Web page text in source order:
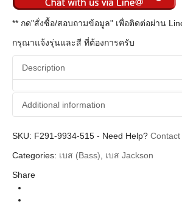
** กด"สั่งซื้อ/สอบถามข้อมูล" เพื่อติดต่อผ่าน
กรุณาแจ้งรุ่นและสี ที่ต้องการครับ
Description
Additional information
Additional information
Brands Squier
SKU: F291-9934-515 - Need Help? Contact
Categories: เบส (Bass)
เบส Jackson
Share